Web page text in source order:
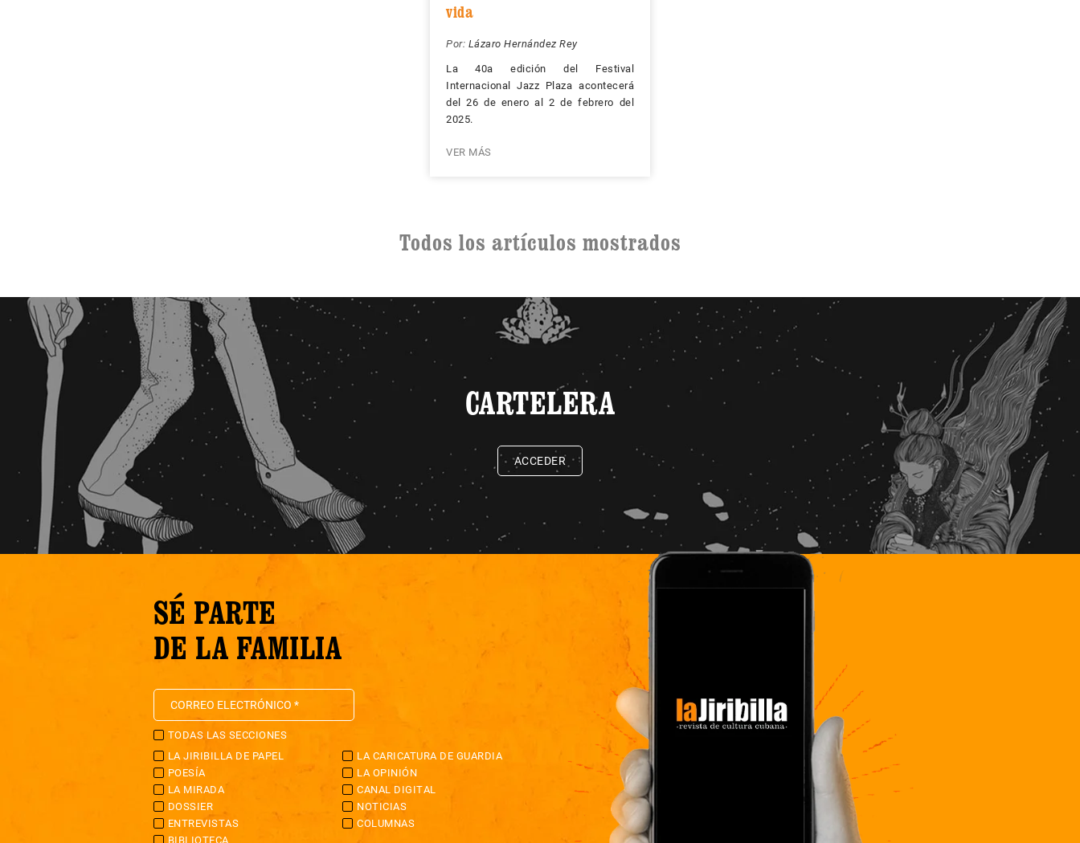
vida
Por: Lázaro Hernández Rey
La 40a edición del Festival
Internacional Jazz Plaza acontecerá
del 26 de enero al 2 de febrero del
2025.
VER MÁS
Todos los artículos mostrados
CARTELERA
ACCEDER
SÉ PARTE
DE LA FAMILIA
TODAS LAS SECCIONES
LA JIRIBILLA DE PAPEL
LA CARICATURA DE GUARDIA
POESÍA
LA OPINIÓN
LA MIRADA
CANAL DIGITAL
DOSSIER
NOTICIAS
ENTREVISTAS
COLUMNAS
BIBLIOTECA